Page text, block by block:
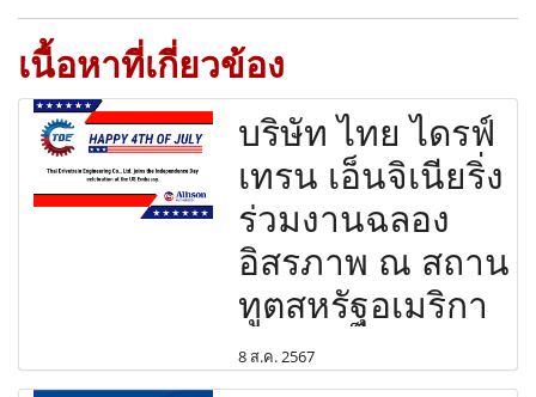
เนื้อหาที่เกี่ยวข้อง
บริษัท ไทย ไดรฟ์
เทรน เอ็นจิเนียริ่ง
ร่วมงานฉลอง
อิสรภาพ ณ สถาน
ทูตสหรัฐอเมริกา
8 ส.ค. 2567